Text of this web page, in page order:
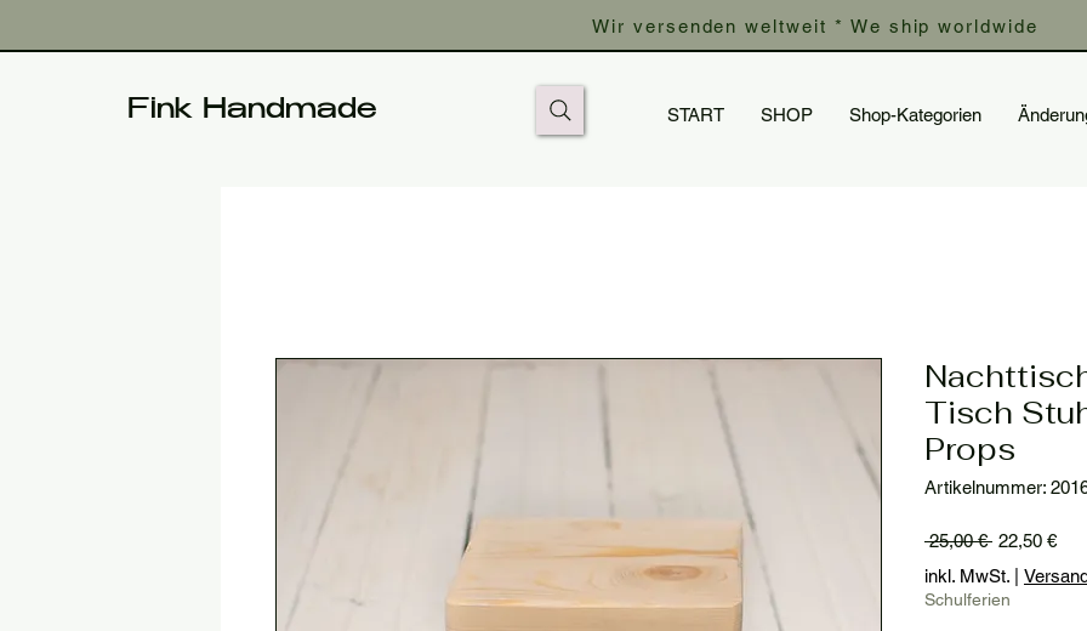
Wir versenden weltweit * We ship worldwide
Fink Handmade START SHOP Shop-Kategorien
Tisch
Props
Artikelnummer:
25,00 € 22,50 €
inkl. MwSt.
Schulferien